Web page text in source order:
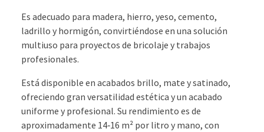
Es adecuado para madera, hierro, yeso, cemento,
ladrillo y hormigón, convirtiéndose en una solución
multiuso para proyectos de bricolaje y trabajos
profesionales.
Está disponible en acabados brillo, mate y satinado,
ofreciendo gran versatilidad estética y un acabado
uniforme y profesional. Su rendimiento es de
aproximadamente 14‑16 m² por litro y mano, con